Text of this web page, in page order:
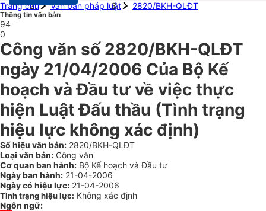
Trang chủ
Văn bản pháp luật 2820/BKH-QLĐT
Thông tin văn bản
94
0
Công văn số 2820/BKH-QLĐT
ngày 21/04/2006 Của Bộ Kế
hoạch và Đầu tư về việc thực
hiện Luật Đấu thầu (Tình trạng
hiệu lực không xác định)
Số hiệu văn bản: 2820/BKH-QLĐT
Loại văn bản: Công văn
Cơ quan ban hành: Bộ Kế hoạch và Đầu tư
Ngày ban hành: 21-04-2006
Ngày có hiệu lực: 21-04-2006
Tình trạng hiệu lực: Không xác định
Ngôn ngữ: